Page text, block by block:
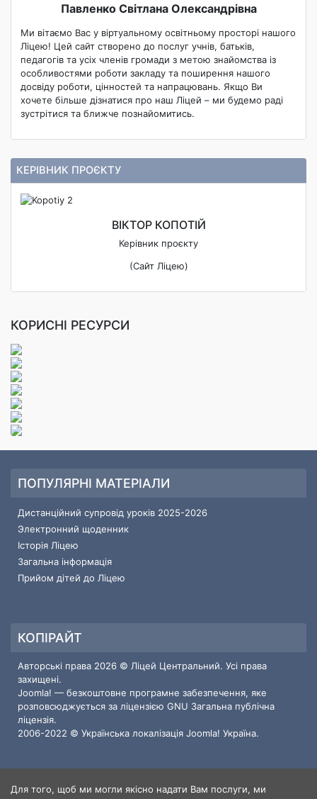
Павленко Світлана Олександрівна
Ми вітаємо Вас у віртуальному освітньому просторі нашого
Ліцею! Цей сайт створено до послуг учнів, батьків,
педагогів та усіх членів громади з метою знайомства із
особливостями роботи закладу та поширення нашого
досвіду роботи, цінностей та напрацювань. Якщо Ви
хочете більше дізнатися про наш Ліцей – ми будемо раді
зустрітися та ближче познайомитись.
КЕРІВНИК ПРОЄКТУ
ВІКТОР КОПОТІЙ
Керівник проєкту
(Сайт Ліцею)
КОРИСНІ РЕСУРСИ
ПОПУЛЯРНІ МАТЕРІАЛИ
Дистанційний супровід уроків 2025-2026
Электронний щоденник
Історія Ліцею
Загальна інформація
Прийом дітей до Ліцею
КОПІРАЙТ
Авторські права 2026 © Ліцей Центральний. Усі права
захищені.
Joomla! — безкоштовне програмне забезпечення, яке
розповсюджується за ліцензією GNU Загальна публічна
ліцензія.
2006-2022 © Українська локалізація Joomla! Україна.
ІНФОРМАЦІЯ ПРО САЙТ
Для того, щоб ми могли якісно надати Вам послуги, ми